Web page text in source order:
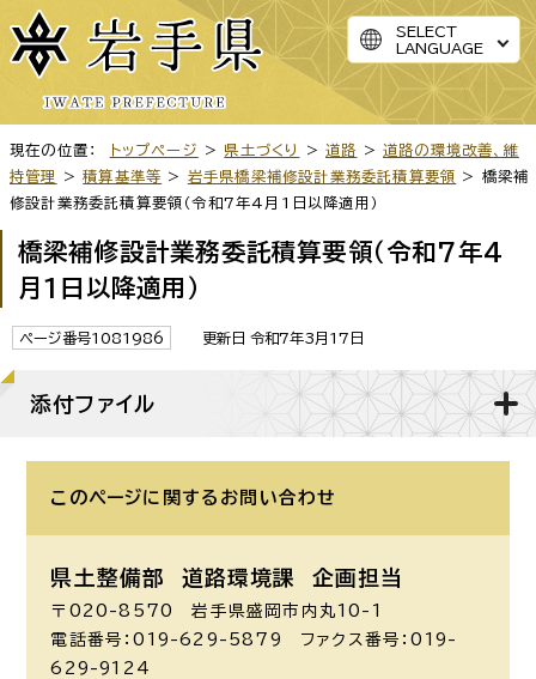
SELECT
LANGUAGE
現在の位置： トップページ > 県土づくり >道路 >道路の環境改善、維
持管理
>積算基準等 > 岩手県橋梁補修設計業務委託積算要領 > 橋梁補
修設計業務委託積算要領（令和7年4月1日以降適用）
橋梁補修設計業務委託積算要領（令和7年4
月1日以降適用）
ページ番号1081986 更新日 令和7年3月17日
添付ファイル
このページに関する お問い合わせ
県土整備部 道路環境課 企画担当
〒020-8570 岩手県盛岡市内丸10-1
電話番号：019-629-5879 ファクス番号：019-
629-9124